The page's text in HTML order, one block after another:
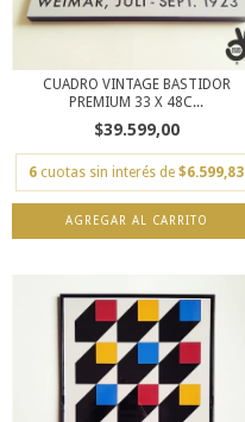
CUADRO VINTAGE BASTIDOR
PREMIUM 33 X 48C...
$39.599,00
6 cuotas sin interés de $6.599,83